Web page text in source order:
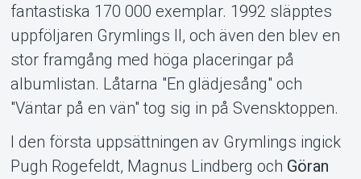
fantastiska 170 000 exemplar. 1992 släpptes
uppföljaren Grymlings II, och även den blev en
stor framgång med höga placeringar på
albumlistan. Låtarna "En glädjesång" och
"Väntar på en vän" tog sig in på Svensktoppen.
I den första uppsättningen av Grymlings ingick
Pugh Rogefeldt, Magnus Lindberg och Göran